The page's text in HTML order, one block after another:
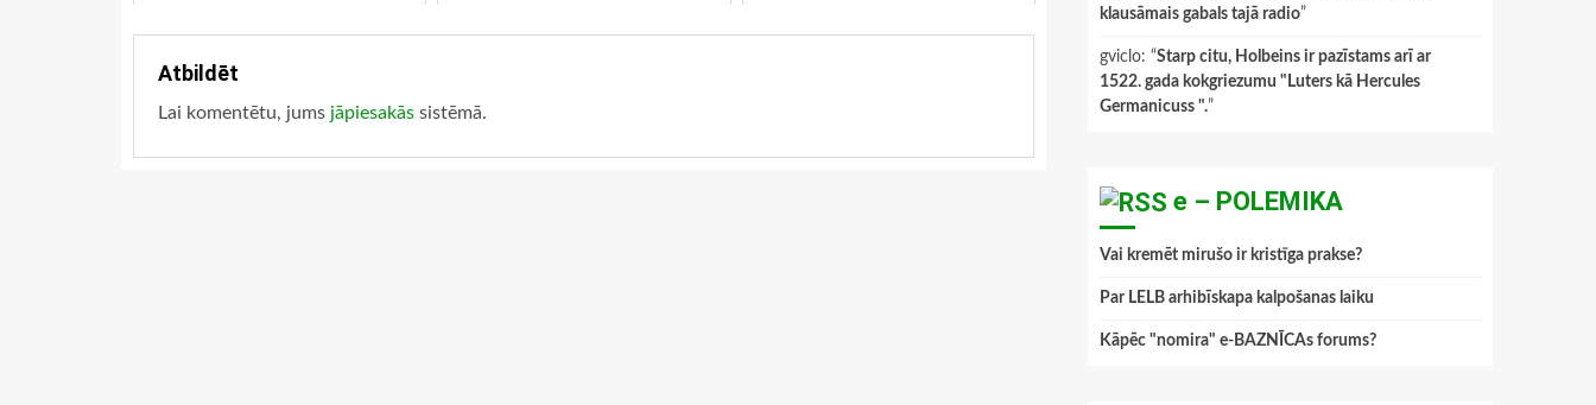
Atbildēt
Lai komentētu, jums jāpiesakās sistēmā.
klausāmais gabals tajā radio”
gviclo: “Starp citu, Holbeins ir pazīstams arī ar
1522. gada kokgriezumu "Luters kā Hercules
Germanicuss ".”
e – POLEMIKA
Vai kremēt mirušo ir kristīga prakse?
Par LELB arhibīskapa kalpošanas laiku
Kāpēc "nomira" e-BAZNĪCAs forums?